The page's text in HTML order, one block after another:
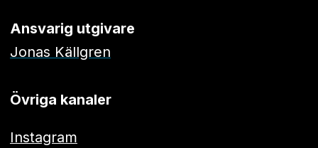
Ansvarig utgivare
Jonas Källgren
Övriga kanaler
Instagram